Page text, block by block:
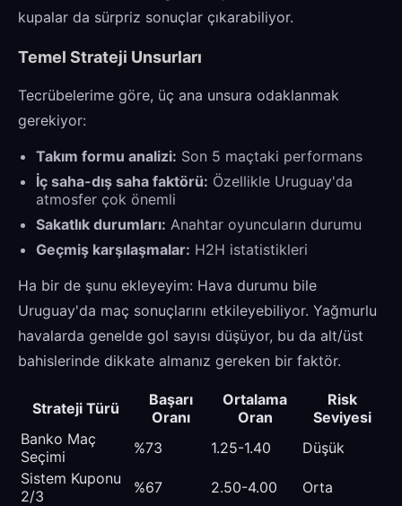
kupalar da sürpriz sonuçlar çıkarabiliyor.
Temel Strateji Unsurları
Tecrübelerime göre, üç ana unsura odaklanmak
gerekiyor:
Takım formu analizi: Son 5 maçtaki performans
İç saha-dış saha faktörü: Özellikle Uruguay'da
atmosfer çok önemli
Sakatlık durumları: Anahtar oyuncuların durumu
Geçmiş karşılaşmalar: H2H istatistikleri
Ha bir de şunu ekleyeyim: Hava durumu bile
Uruguay'da maç sonuçlarını etkileyebiliyor. Yağmurlu
havalarda genelde gol sayısı düşüyor, bu da alt/üst
bahislerinde dikkate almanız gereken bir faktör.
Strateji Türü
Başarı
Oranı
Ortalama
Oran
Risk
Seviyesi
Banko Maç
Seçimi
%73 1.25-1.40
Düşük
Sistem Kuponu
2/3
%67 2.50-4.00
Orta